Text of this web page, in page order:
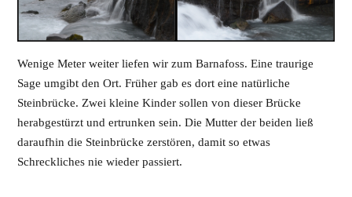
Wenige Meter weiter liefen wir zum Barnafoss. Eine traurige
Sage umgibt den Ort. Früher gab es dort eine natürliche
Steinbrücke. Zwei kleine Kinder sollen von dieser Brücke
herabgestürzt und ertrunken sein. Die Mutter der beiden ließ
daraufhin die Steinbrücke zerstören, damit so etwas
Schreckliches nie wieder passiert.